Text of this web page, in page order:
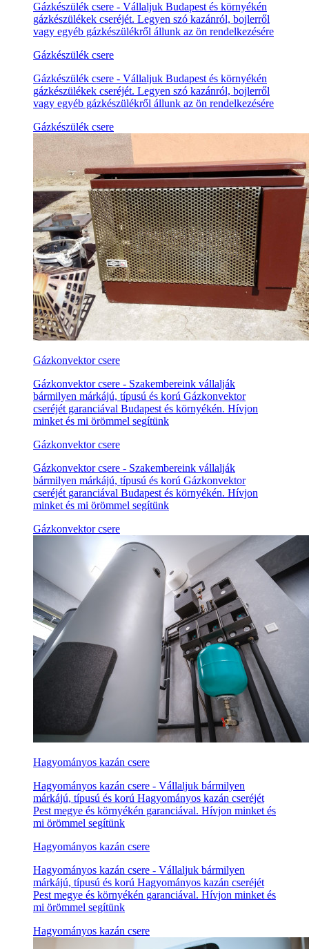
Gázkészülék csere - Vállaljuk Budapest és környékén
gázkészülékek cseréjét. Legyen szó kazánról, bojlerről
vagy egyéb gázkészülékről állunk az ön rendelkezésére
Gázkészülék csere
Gázkészülék csere - Vállaljuk Budapest és környékén
gázkészülékek cseréjét. Legyen szó kazánról, bojlerről
vagy egyéb gázkészülékről állunk az ön rendelkezésére
Gázkészülék csere
Gázkonvektor csere
Gázkonvektor csere - Szakembereink vállalják
bármilyen márkájú, típusú és korú Gázkonvektor
cseréjét garanciával Budapest és környékén. Hívjon
minket és mi örömmel segítünk
Gázkonvektor csere
Gázkonvektor csere - Szakembereink vállalják
bármilyen márkájú, típusú és korú Gázkonvektor
cseréjét garanciával Budapest és környékén. Hívjon
minket és mi örömmel segítünk
Gázkonvektor csere
Hagyományos kazán csere
Hagyományos kazán csere - Vállaljuk bármilyen
márkájú, típusú és korú Hagyományos kazán cseréjét
Pest megye és környékén garanciával. Hívjon minket és
mi örömmel segítünk
Hagyományos kazán csere
Hagyományos kazán csere - Vállaljuk bármilyen
márkájú, típusú és korú Hagyományos kazán cseréjét
Pest megye és környékén garanciával. Hívjon minket és
mi örömmel segítünk
Hagyományos kazán csere